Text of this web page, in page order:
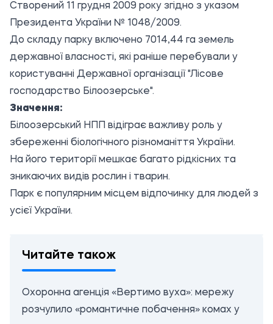
Створений 11 грудня 2009 року згідно з указом
Президента України № 1048/2009.
До складу парку включено 7014,44 га земель
державної власності, які раніше перебували у
користуванні Державної організації "Лісове
господарство Білоозерське".
Значення:
Білоозерський НПП відіграє важливу роль у
збереженні біологічного різноманіття України.
На його території мешкає багато рідкісних та
зникаючих видів рослин і тварин.
Парк є популярним місцем відпочинку для людей з
усієї України.
Читайте також
Охоронна агенція «Вертимо вуха»: мережу
розчулило «романтичне побачення» комах у